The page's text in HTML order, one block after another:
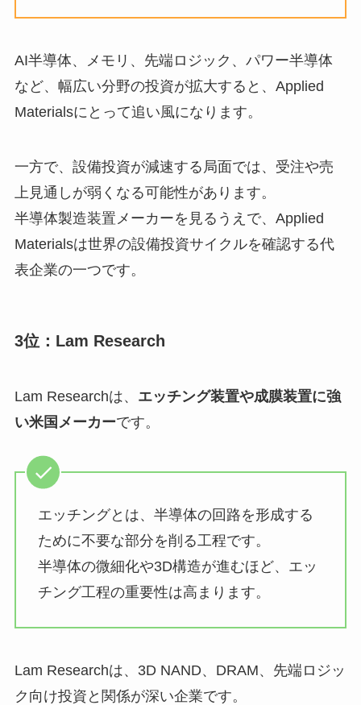
AI半導体、メモリ、先端ロジック、パワー半導体
など、幅広い分野の投資が拡大すると、Applied
Materialsにとって追い風になります。
一方で、設備投資が減速する局面では、受注や売
上見通しが弱くなる可能性があります。
半導体製造装置メーカーを見るうえで、Applied
Materialsは世界の設備投資サイクルを確認する代
表企業の一つです。
3位：Lam Research
Lam Researchは、 エッチング装置や成膜装置に強
い米国メーカーです。
エッチングとは、半導体の回路を形成する
ために不要な部分を削る工程です。
半導体の微細化や3D構造が進むほど、エッ
チング工程の重要性は高まります。
Lam Researchは、3D NAND、DRAM、先端ロジッ
ク向け投資と関係が深い企業です。